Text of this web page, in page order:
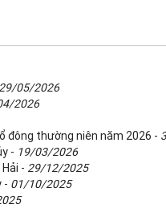
29/05/2026
2026
đông thường niên năm 2026 -
- 19/03/2026
- 29/12/2025
- 01/10/2025